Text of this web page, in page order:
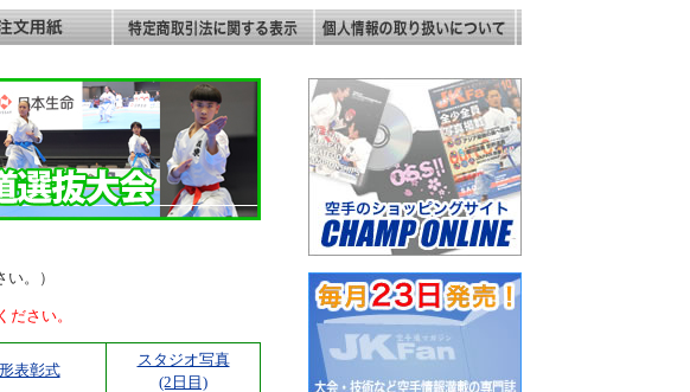
。）
さい。
形表彰式
スタジオ写真
(2日目)